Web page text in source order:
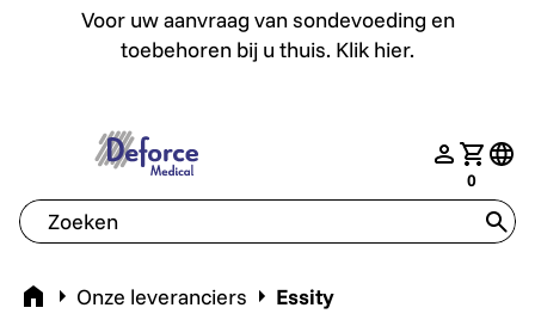
Voor uw aanvraag van sondevoeding en
toebehoren bij u thuis. Klik hier.
Voor uw aanvraag van sondevoeding en toebehoren bij
nav.login
Jouw
0
deforce.togglemenu
Home Onze leveranciers Essity